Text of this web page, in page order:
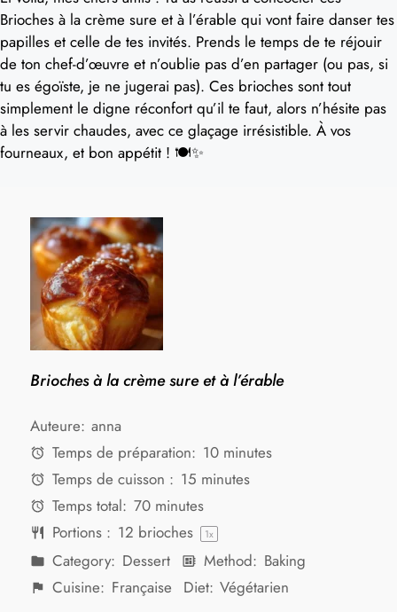
Brioches à la crème sure et à l’érable qui vont faire danser tes
papilles et celle de tes invités. Prends le temps de te réjouir
de ton chef-d’œuvre et n’oublie pas d’en partager (ou pas, si
tu es égoïste, je ne jugerai pas). Ces brioches sont tout
simplement le digne réconfort qu’il te faut, alors n’hésite pas
à les servir chaudes, avec ce glaçage irrésistible. À vos
fourneaux, et bon appétit ! 🍽️✨
Brioches à la crème sure et à l’érable
Auteure: anna
Temps de préparation: 10 minutes
Temps de cuisson : 15 minutes
Temps total: 70 minutes
Portions : 12 brioches 1x
Category: Dessert Method: Baking
Cuisine: Française Diet: Végétarien